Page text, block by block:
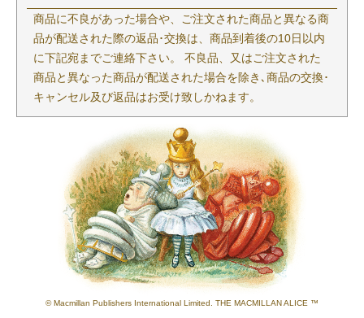
商品に不良があった場合や、ご注文された商品と異なる商
品が配送された際の返品･交換は、商品到着後の10日以内
に下記宛までご連絡下さい。 不良品、又はご注文された
商品と異なった商品が配送された場合を除き､商品の交換･
キャンセル及び返品はお受け致しかねます。
© Macmillan Publishers International Limited. THE MACMILLAN ALICE ™